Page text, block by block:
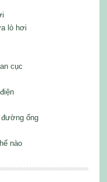
lò hơi
cục
ống
nào